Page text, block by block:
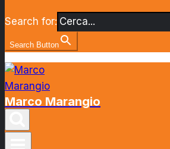
Search for:
Search Button
Marco Marangio